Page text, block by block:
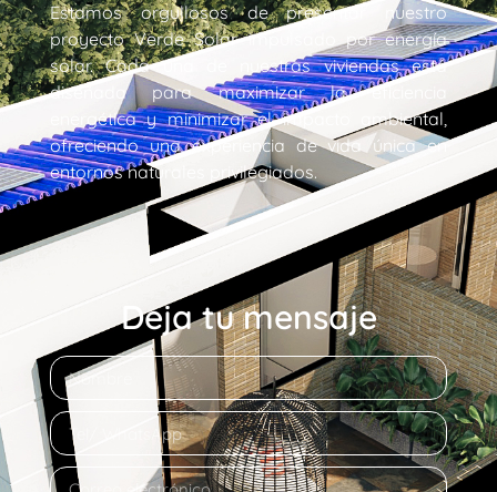
Estamos orgullosos de presentar nuestro
proyecto Verde Solar impulsado por energía
solar. Cada una de nuestras viviendas está
diseñada para maximizar la eficiencia
energética y minimizar el impacto ambiental,
ofreciendo una experiencia de vida única en
entornos naturales privilegiados.
Deja tu mensaje